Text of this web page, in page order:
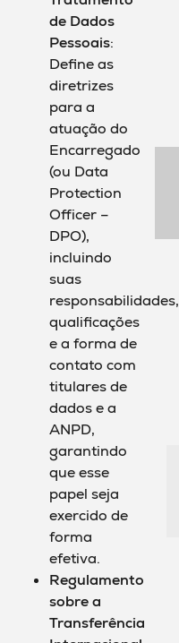
de Dados
Pessoais:
Define as
diretrizes
para a
atuação do
Encarregado
(ou Data
Protection
Officer –
DPO),
incluindo
suas
responsabilidades,
qualificações
e a forma de
contato com
titulares de
dados e a
ANPD,
garantindo
que esse
papel seja
exercido de
forma
efetiva.
Regulamento
sobre a
Transferência